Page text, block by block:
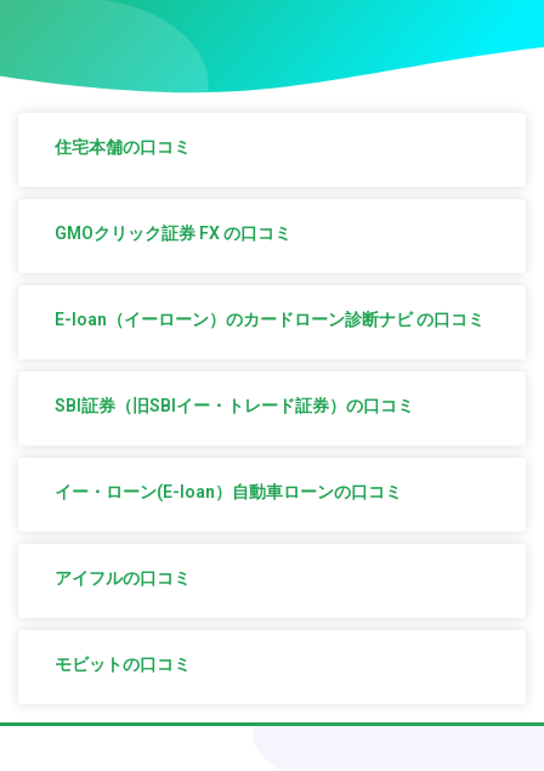
住宅本舗の口コミ
GMOクリック証券 FX の口コミ
E-loan（イーローン）のカードローン診断ナビ の口コミ
SBI証券（旧SBIイー・トレード証券）の口コミ
イー・ローン(E-loan）自動車ローンの口コミ
アイフルの口コミ
モビットの口コミ